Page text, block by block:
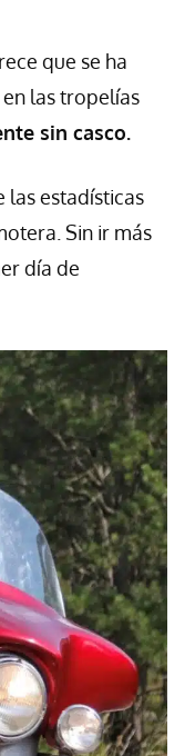
que se ha
las tropelías
sin casco.
las estadísticas
Sin ir más
día de